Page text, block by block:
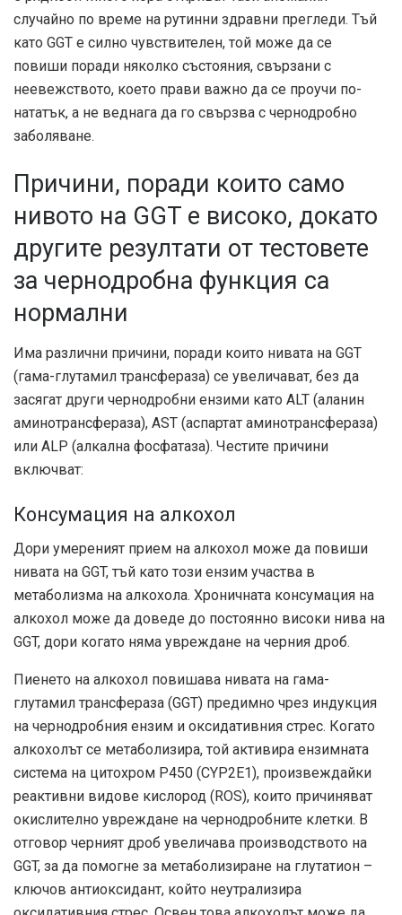
случайно по време на рутинни здравни прегледи. Тъй
като GGT е силно чувствителен, той може да се
повиши поради няколко състояния, свързани с
неевежството, което прави важно да се проучи по-
нататък, а не веднага да го свързва с чернодробно
заболяване.
Причини, поради които само
нивото на GGT е високо, докато
другите резултати от тестовете
за чернодробна функция са
нормални
Има различни причини, поради които нивата на GGT
(гама-глутамил трансфераза) се увеличават, без да
засягат други чернодробни ензими като ALT (аланин
аминотрансфераза), AST (аспартат аминотрансфераза)
или ALP (алкална фосфатаза). Честите причини
включват:
Консумация на алкохол
Дори умереният прием на алкохол може да повиши
нивата на GGT, тъй като този ензим участва в
метаболизма на алкохола. Хроничната консумация на
алкохол може да доведе до постоянно високи нива на
GGT, дори когато няма увреждане на черния дроб.
Пиенето на алкохол повишава нивата на гама-
глутамил трансфераза (GGT) предимно чрез индукция
на чернодробния ензим и оксидативния стрес. Когато
алкохолът се метаболизира, той активира ензимната
система на цитохром Р450 (CYP2E1), произвеждайки
реактивни видове кислород (ROS), които причиняват
окислително увреждане на чернодробните клетки. В
отговор черният дроб увеличава производството на
GGT, за да помогне за метаболизиране на глутатион –
ключов антиоксидант, който неутрализира